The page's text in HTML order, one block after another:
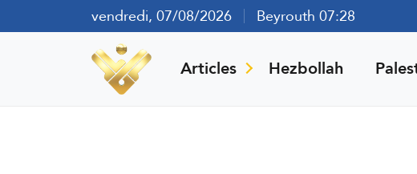
vendredi, 07/08/2026 Beyrouth 07:28
Articles Hezbollah